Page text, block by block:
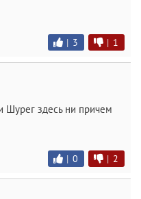
| 3 | 1
Шурег здесь ни причем
| 0 | 2